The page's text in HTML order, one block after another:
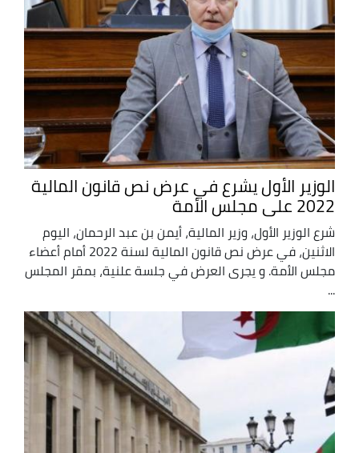
الوزير الأول يشرع في عرض نص قانون المالية
2022 على مجلس الأمة
شرع الوزير الأول، وزير المالية، أيمن بن عبد الرحمان، اليوم
الاثنين، في عرض نص قانون المالية لسنة 2022 أمام أعضاء
مجلس الأمة. و يجرى العرض في جلسة علنية، بمقر المجلس